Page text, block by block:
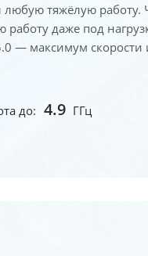
тяжёлую работу.
работу даже под
— максимум скорости
до: 4.9 ГГц